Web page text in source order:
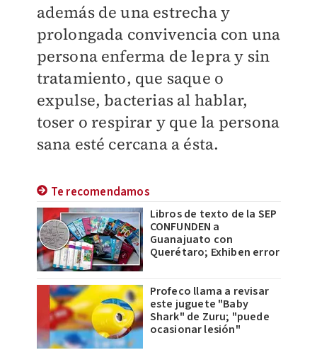
además de una estrecha y
prolongada convivencia con una
persona enferma de lepra y sin
tratamiento, que saque o
expulse, bacterias al hablar,
toser o respirar y que la persona
sana esté cercana a ésta.
Te recomendamos
Libros de texto de la SEP
CONFUNDEN a
Guanajuato con
Querétaro; Exhiben error
Profeco llama a revisar
este juguete "Baby
Shark" de Zuru; "puede
ocasionar lesión"